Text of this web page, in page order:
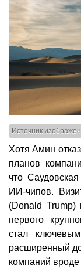
Источник
Хотя Амин
планов
что
ИИ-чипов.
(Donald
первого
стал
расширенный
компаний